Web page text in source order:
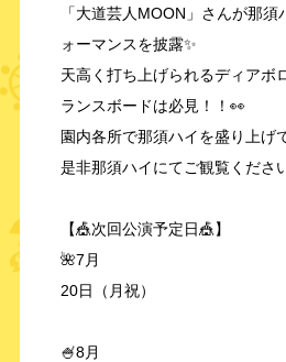
「大道芸人MOON」さんが那
ォーマンスを披露✨
天高く打ち上げられるディアボ
ランスボードは必見！！👀
園内各所で那須ハイを盛り上げ
是非那須ハイにてご観覧くださ
【🎪次回公演予定日🎪】
🌺7月
20日（月祝）
🍧8月